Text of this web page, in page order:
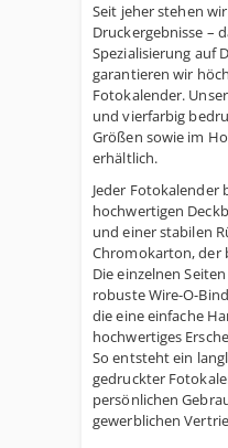
Seit jeher stehen
Druckergebnisse –
Spezialisierung auf
garantieren wir
Fotokalender.
und vierfarbig
Größen sowie im
erhältlich.
Jeder Fotokalender
hochwertigen
und einer stabilen
Chromokarton, der
Die einzelnen
robuste Wire-O-
die eine einfache
hochwertiges
So entsteht ein
gedruckter
persönlichen
gewerblichen